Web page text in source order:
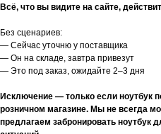
Всё, что вы видите на сайте,
Без сценариев:
— Сейчас уточню у поставщика
— Он на складе, завтра привезут
— Это под заказ, ожидайте 2–3 дня
Исключение — только если ноутбук
розничном магазине. Мы не всегда
предлагаем забронировать ноутбук